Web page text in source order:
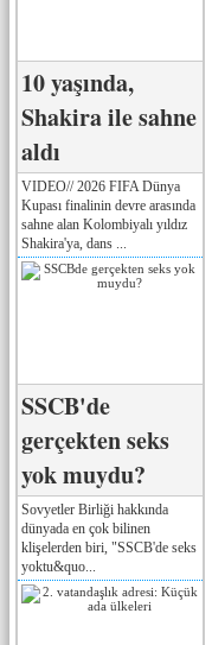
10 yaşında,
Shakira ile sahne
aldı
VIDEO// 2026 FIFA Dünya
Kupası finalinin devre arasında
sahne alan Kolombiyalı yıldız
Shakira'ya, dans ...
SSCB'de
gerçekten seks
yok muydu?
Sovyetler Birliği hakkında
dünyada en çok bilinen
klişelerden biri, "SSCB'de seks
yoktu&quo...